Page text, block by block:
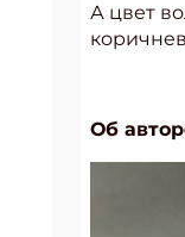
А цвет
Об